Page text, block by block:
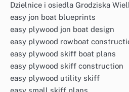
Dzielnice i osiedla Grodziska
easy jon boat blueprints
easy plywood jon boat design
easy plywood rowboat
easy plywood skiff boat plans
easy plywood skiff construction
easy plywood utility skiff
easy small skiff plans